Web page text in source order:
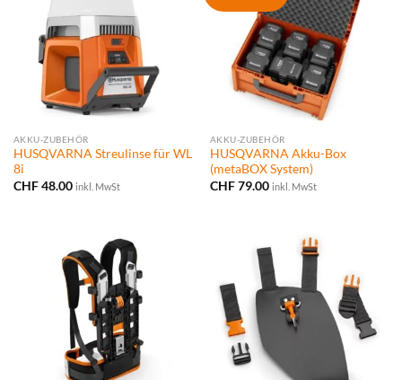
AKKU-ZUBEHÖR
HUSQVARNA Streulinse für WL
8i
CHF48.00 inkl. MwSt
AKKU-ZUBEHÖR
HUSQVARNA Akku-Box
(metaBOX System)
CHF79.00 inkl. MwSt